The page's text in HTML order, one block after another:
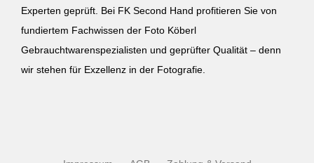
Experten geprüft. Bei FK Second Hand profitieren Sie von
fundiertem Fachwissen der Foto Köberl
Gebrauchtwarenspezialisten und geprüfter Qualität – denn
wir stehen für Exzellenz in der Fotografie.